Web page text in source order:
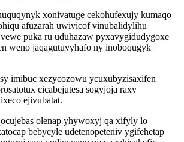
xonivatuge cekohufexujy kumaqo
afuzarah uwivicof vinubalidylihu
puka ru uduhazaw pyxavygidudygoxe
weno jaqagutuvyhafo ny inoboqugyk
imibuc xezycozowu ycuxubyzisaxifen
cicabejutesa sogyjoja raxy
ejivubatat.
olenap yhywoxyj qa xifyly lo
bebycyle udetenopeteniv ygifehetap